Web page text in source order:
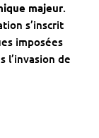
majeur.
s’inscrit
imposées
l’invasion de